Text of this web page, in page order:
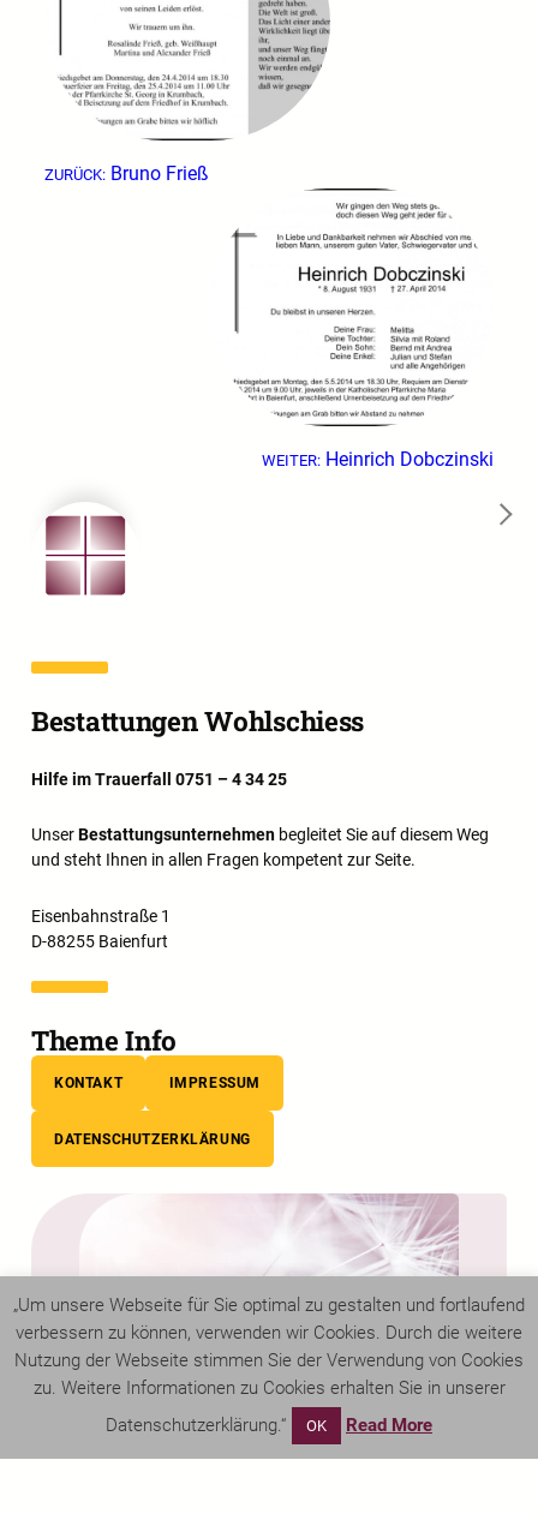
ZURÜCK: Bruno Frieß
WEITER: Heinrich Dobczinski
→
Bestattungen Wohlschiess
Hilfe im Trauerfall 0751 – 4 34 25
UnserBestattungsunternehmenbegleitet Sie auf diesem Weg
und steht Ihnen in allen Fragen kompetent zur Seite.
Eisenbahnstraße 1
D-88255 Baienfurt
Theme Info
KONTAKT IMPRESSUM
DATENSCHUTZERKLÄRUNG
„Um unsere Webseite für Sie optimal zu gestalten und fortlaufend
verbessern zu können, verwenden wir Cookies. Durch die weitere
Nutzung der Webseite stimmen Sie der Verwendung von Cookies
zu. Weitere Informationen zu Cookies erhalten Sie in unserer
Datenschutzerklärung.“
OK Read More